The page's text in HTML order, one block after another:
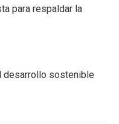
para respaldar la
desarrollo sostenible